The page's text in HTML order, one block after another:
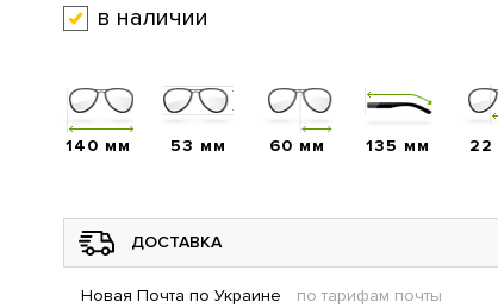
в наличии
140 мм 53 мм 60 мм 135 мм 22
ДОСТАВКА
Новая Почта по Украине по тарифам почты